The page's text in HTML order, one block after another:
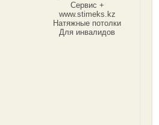
Сервис +
www.stimeks.kz
Натяжные потолки
Для инвалидов